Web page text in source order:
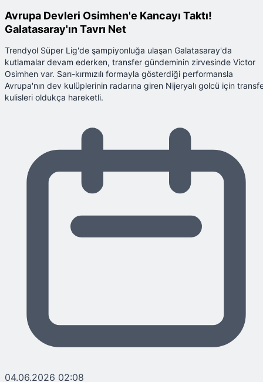
Avrupa Devleri Osimhen'e Kancayı Taktı!
Galatasaray'ın Tavrı Net
Trendyol Süper Lig'de şampiyonluğa ulaşan Galatasaray'da
kutlamalar devam ederken, transfer gündeminin zirvesinde Victor
Osimhen var. Sarı-kırmızılı formayla gösterdiği performansla
Avrupa'nın dev kulüplerinin radarına giren Nijeryalı golcü için
kulisleri oldukça hareketli.
04.06.2026 02:08